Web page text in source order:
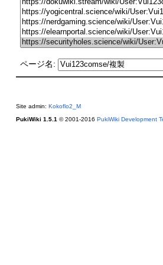
ページ名:
Site admin: Kokoflo2_M
PukiWiki 1.5.1 © 2001-2016 PukiWiki Development